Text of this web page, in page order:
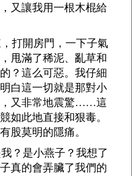
又讓我用一根木棍給
打開房門，一下子氣
甩滿了稀泥、亂草和
？這么可惡。我仔細
白這一切就是那對小
，又非常地震驚……這
如此地直接和狠毒。
股莫明的隱痛。
？是小燕子？我想了
真的會弄臟了我們的